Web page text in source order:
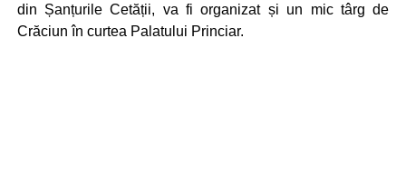
din Șanțurile Cetății, va fi organizat și un mic târg de
Crăciun în curtea Palatului Princiar.